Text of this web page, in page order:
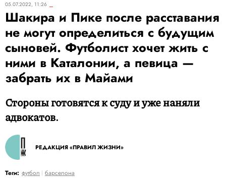
05.07.2022, 11:26
Шакира и Пике после расставания
не могут определиться с будущим
сыновей. Футболист хочет жить с
ними в Каталонии, а певица —
забрать их в Майами
Стороны готовятся к суду и уже наняли
адвокатов.
РЕДАКЦИЯ «ПРАВИЛ ЖИЗНИ»
Теги: футбол барселона